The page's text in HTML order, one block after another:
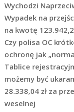
Wychodzi
Wypadek na
na kwotę
Czy polisa OC
ochronę jak
Tablice
możemy być
28.338,04 zł za
weselnej